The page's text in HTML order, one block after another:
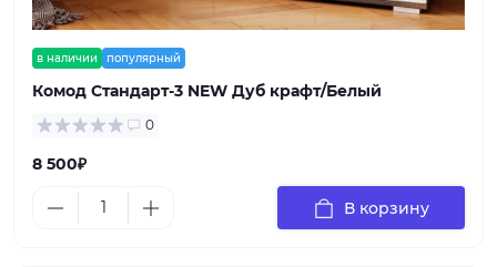
в наличии популярный
Комод Стандарт-3 NEW Дуб крафт/Белый
0
8 500₽
В корзину